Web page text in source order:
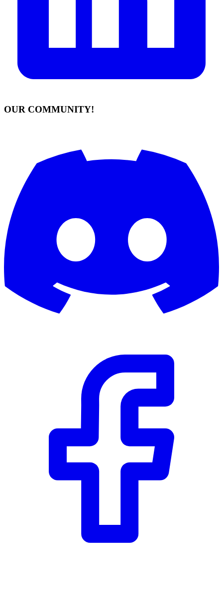
OUR COMMUNITY!